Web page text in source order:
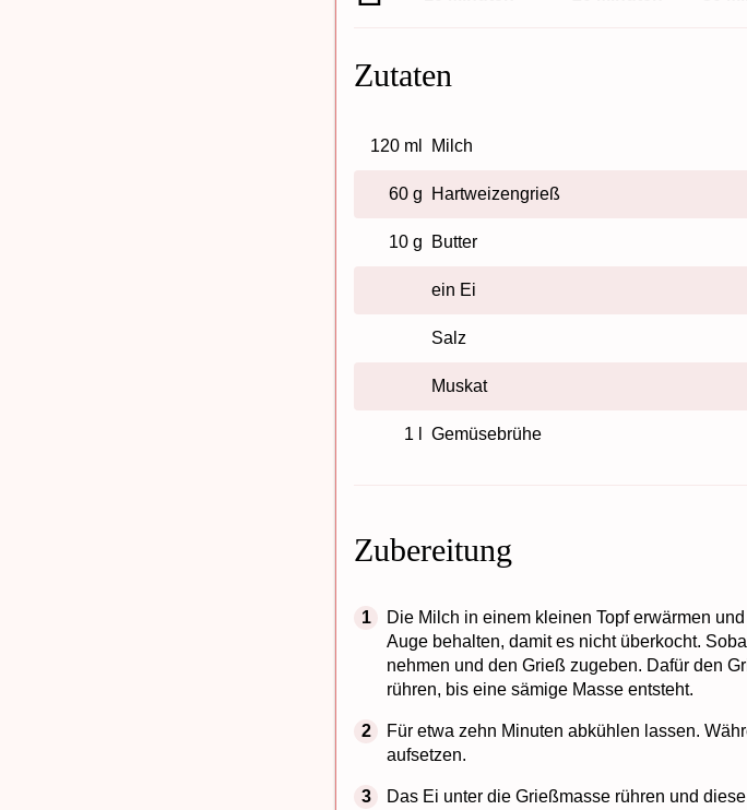
Zutaten
120 ml Milch
60 g Hartweizengrieß
10 g Butter
ein Ei
Salz
Muskat
1 l Gemüsebrühe
Zubereitung
Die Milch in einem kleinen Topf erwärmen
Auge behalten, damit es nicht überkocht.
nehmen und den Grieß zugeben. Dafür den
rühren, bis eine sämige Masse entsteht.
Für etwa zehn Minuten abkühlen lassen.
aufsetzen.
Das Ei unter die Grießmasse rühren und